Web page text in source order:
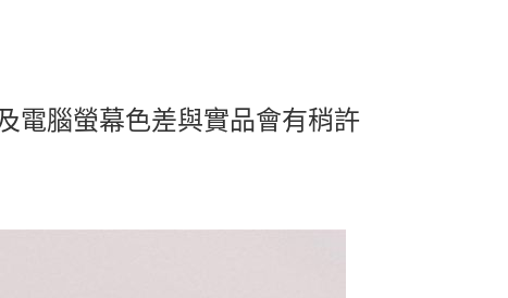
電腦螢幕色差與實品會有稍許